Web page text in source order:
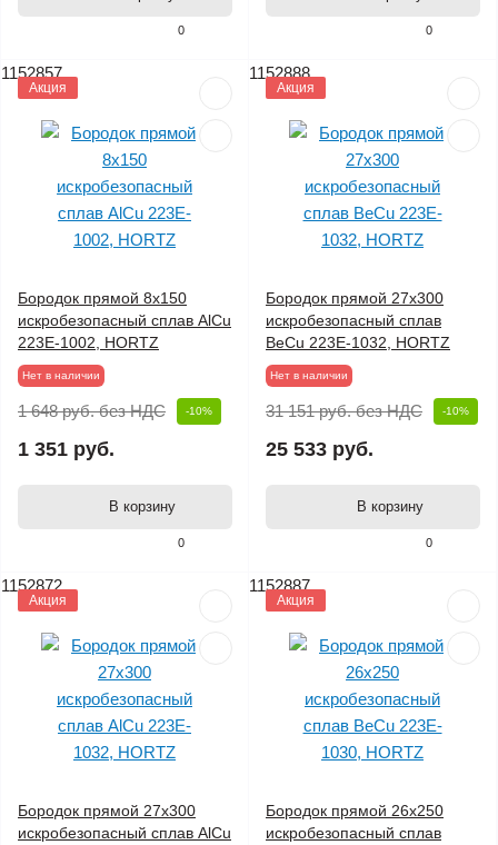
0 0
1152857
Акция
0
Бородок прямой 8х150
искробезопасный сплав AlCu
223E-1002, HORTZ
Нет в наличии
1 648 руб.без НДС -10%
1 351 руб.
В корзину
1152888
Акция
0
Бородок прямой 27х300
искробезопасный сплав
BeCu 223E-1032, HORTZ
Нет в наличии
31 151 руб.без НДС -10%
25 533 руб.
В корзину
1152872
Акция
Бородок прямой 27х300
искробезопасный сплав AlCu
1152887
Акция
Бородок прямой 26х250
искробезопасный сплав